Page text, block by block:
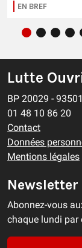
EN BREF
Lutte
BP 20029 -
01 48 10 86 20
Contact
Données
Mentions légales
Newsletter
Abonnez-vous
chaque lundi par